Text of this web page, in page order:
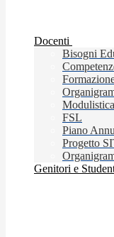
Docenti
Bisogni
Modulistica
FSL
Piano
Progetto
Genitori e